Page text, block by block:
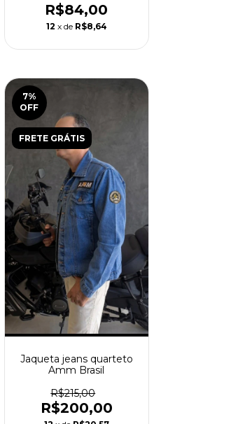
R$84,00
12 x de R$8,64
7%
OFF
FRETE GRÁTIS
Jaqueta jeans quarteto
Amm Brasil
R$215,00
R$200,00